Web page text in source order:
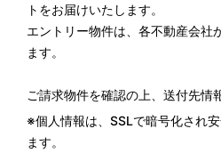
トをお届けいたします。
エントリー物件は、各不動産会社
ます。
ご請求物件を確認の上、送付先情
※個人情報は、SSLで暗号化され
ます。